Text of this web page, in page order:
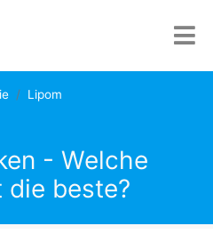
Lipom
- Welche
die beste?